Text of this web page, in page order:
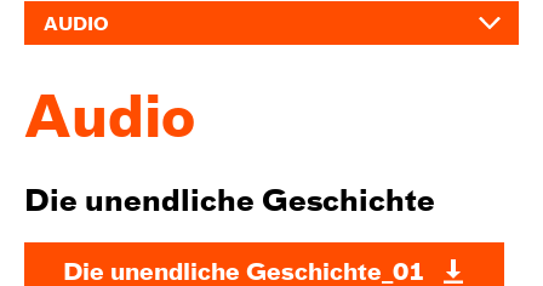
AUDIO
Audio
Die unendliche Geschichte
Die unendliche Geschichte_01